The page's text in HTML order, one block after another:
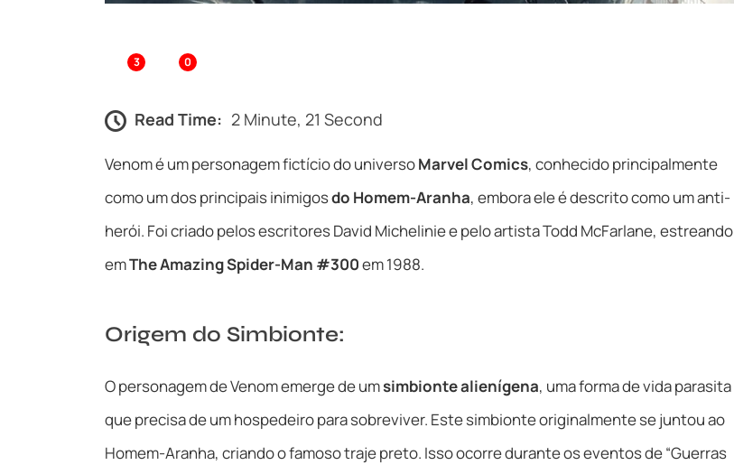
3 0
Read Time: 2 Minute, 21 Second
Venom é um personagem fictício do universoMarvel Comics, conhecido principalmente
como um dos principais inimigosdo Homem-Aranha, embora ele é descrito como um anti-
herói. Foi criado pelos escritores David Michelinie e pelo artista Todd McFarlane, estreando
emThe Amazing Spider-Man #300em 1988.
Origem do Simbionte:
O personagem de Venom emerge de umsimbionte alienígena, uma forma de vida parasita
que precisa de um hospedeiro para sobreviver. Este simbionte originalmente se juntou ao
Homem-Aranha, criando o famoso traje preto. Isso ocorre durante os eventos de “Guerras